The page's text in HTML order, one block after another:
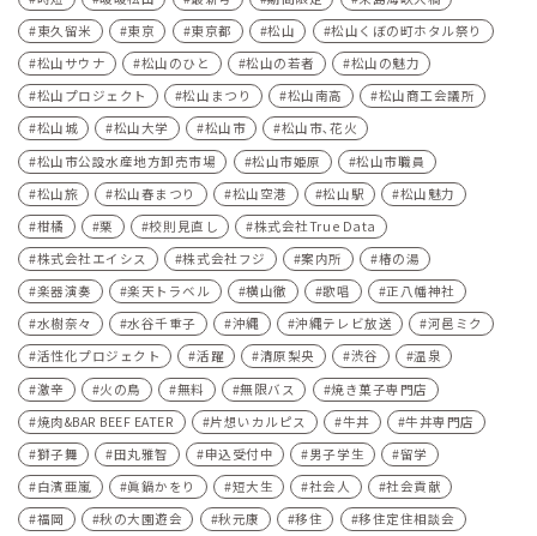
東久留米
東京 東京都 松山
松山くぼの町ホタル祭り
松山サウナ
松山のひと 松山の若者
松山の魅力
松山プロジェクト
松山まつり 松山南高
松山商工会議所
松山城
松山大学 松山市
松山市､花火
松山市公設水産地方卸売市場
松山市姫原
松山市職員
松山旅
松山春まつり 松山空港 松山駅
松山魅力
柑橘
栗 校則見直し
株式会社True Data
株式会社エイシス
株式会社フジ 案内所
椿の湯
楽器演奏
楽天トラベル 横山徹 歌唱
正八幡神社
水樹奈々
水谷千重子 沖縄 沖縄テレビ放送
河⾢ミク
活性化プロジェクト
活躍 清原梨央 渋谷
温泉
激辛
火の鳥 無料 無限バス
焼き菓子専門店
焼肉&BAR BEEF EATER
片想いカルピス 牛丼
牛丼専門店
獅子舞
田丸雅智 申込受付中 男子学生
留学
白濱亜嵐
眞鍋かをり 短大生 社会人
社会貢献
福岡
秋の大園遊会 秋元康 移住
移住定住相談会